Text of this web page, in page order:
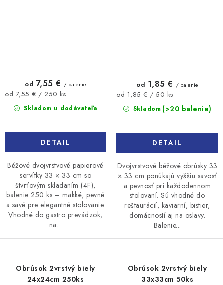
Skladom u dodávateľa
od 7,55 € / balenie
Jednotková
cena:
od 7,55 € / 250 ks
DETAIL
Béžové dvojvrstvové papierové
servítky 33 × 33 cm so
štvrťovým skladaním (4F),
balenie 250 ks – mäkké, pevné
a savé pre elegantné stolovanie.
Vhodné do gastro prevádzok,
na...
Skladom (>20 balenie)
od 1,85 € / balenie
Jednotková
cena:
od 1,85 € / 50 ks
DETAIL
Dvojvrstvové béžové obrúsky 33
× 33 cm ponúkajú vyššiu savosť
a pevnosť pri každodennom
stolovaní. Sú vhodné do
reštaurácií, kaviarní, bistier,
domácností aj na oslavy.
Balenie...
Obrúsok 2vrstvý biely
24x24cm 250ks
Obrúsok 2vrstvý biely
33x33cm 50ks